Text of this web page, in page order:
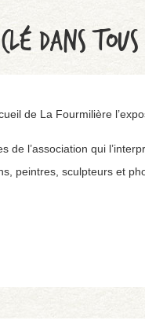
DANS
de La Fourmilière
l’association qui
peintres, sculpteurs et